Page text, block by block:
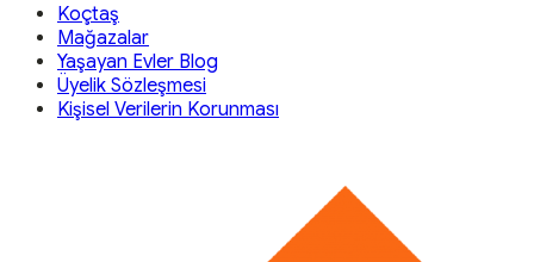
Koçtaş
Mağazalar
Yaşayan Evler Blog
Üyelik Sözleşmesi
Kişisel Verilerin Korunması